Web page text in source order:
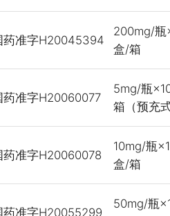
药准字H20045394
200mg/
盒/箱
药准字H20060077
5mg/瓶
箱（预充
药准字H20060078
10mg/瓶
盒/箱
药准字H20055299
50mg/瓶